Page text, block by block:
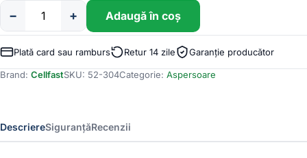
Cantitate
Aspersor
pulsativ
BASIC
− + Adaugă în coș
Plată card sau ramburs Retur 14 zile Garanție producător
Brand: CellfastSKU: 52-304Categorie: Aspersoare
DescriereSiguranțăRecenzii